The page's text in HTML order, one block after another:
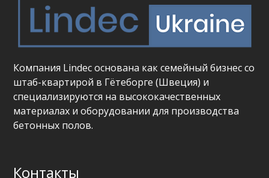
Компания Lindec основана как семейный бизнес со
штаб-квартирой в Гётеборге (Швеция) и
специализируются на высококачественных
материалах и оборудовании для производства
бетонных полов.
Контакты